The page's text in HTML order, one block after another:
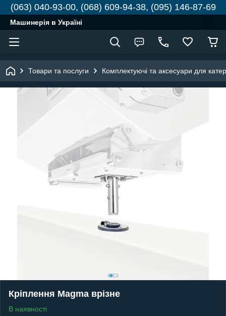
(063) 040-93-00, (068) 609-94-38, (095) 146-87-69
Машинерія в Україні
Товари та послуги Комплектуючі та аксесуари для
Кріплення Magma врізне
В наявності